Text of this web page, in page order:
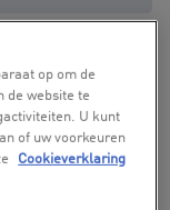
op om de
de website te
U kunt
of uw voorkeuren
Cookieverklaring